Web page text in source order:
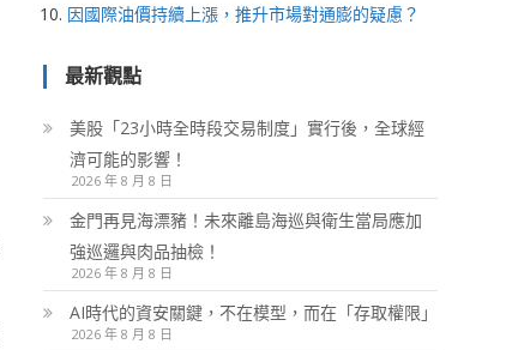
因國際油價持續上漲，推升市場對通膨的疑慮？
最新觀點
美股「23小時全時段交易制度」實行後，全球經
濟可能的影響！
2026 年 8 月 8 日
金門再見海漂豬！未來離島海巡與衛生當局應加
強巡邏與肉品抽檢！
2026 年 8 月 8 日
AI時代的資安關鍵，不在模型，而在「存取權限」
2026 年 8 月 8 日